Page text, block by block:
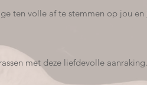
ten volle af te stemmen op jou
met deze liefdevolle aanraking.